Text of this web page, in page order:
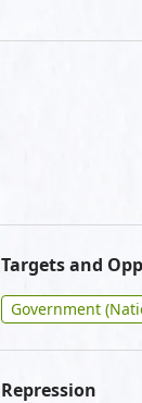
Targets and
Government
Repression